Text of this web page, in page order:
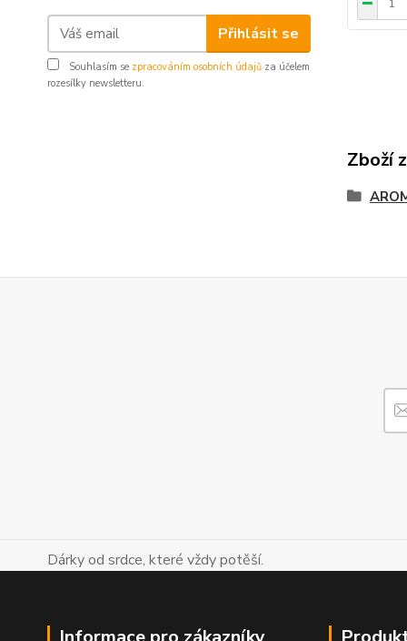
Přihlásit se
Souhlasím se zpracováním osobních údajů za účelem
rozesílky newsletteru.
Zboží
Dárky od srdce, které vždy potěší.